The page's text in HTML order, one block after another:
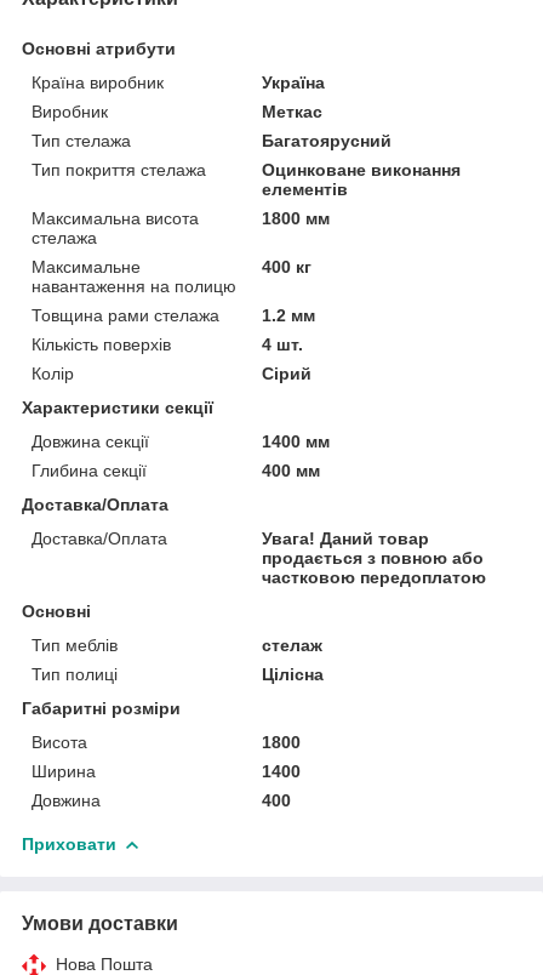
Основні атрибути
Країна виробник
Україна
Виробник
Меткас
Тип стелажа
Багатоярусний
Тип покриття стелажа
Оцинковане виконання
елементів
Максимальна висота
стелажа
1800 мм
Максимальне
навантаження на полицю
400 кг
Товщина рами стелажа
1.2 мм
Кількість поверхів
4 шт.
Колір
Сірий
Характеристики секції
Довжина секції
1400 мм
Глибина секції
400 мм
Доставка/Оплата
Доставка/Оплата
Увага! Даний товар
продається з повною або
частковою передоплатою
Основні
Тип меблів
стелаж
Тип полиці
Цілісна
Габаритні розміри
Висота
1800
Ширина
1400
Довжина
400
Приховати
Умови доставки
Нова Пошта